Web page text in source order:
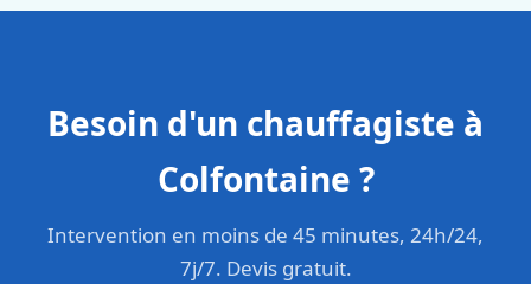
Besoin d'un chauffagiste à
Colfontaine ?
Intervention en moins de 45 minutes, 24h/24,
7j/7. Devis gratuit.